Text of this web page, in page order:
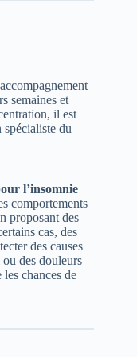
semaines et
il est
du
l’insomnie
comportements
proposant des
cas, des
des causes
des douleurs
chances de